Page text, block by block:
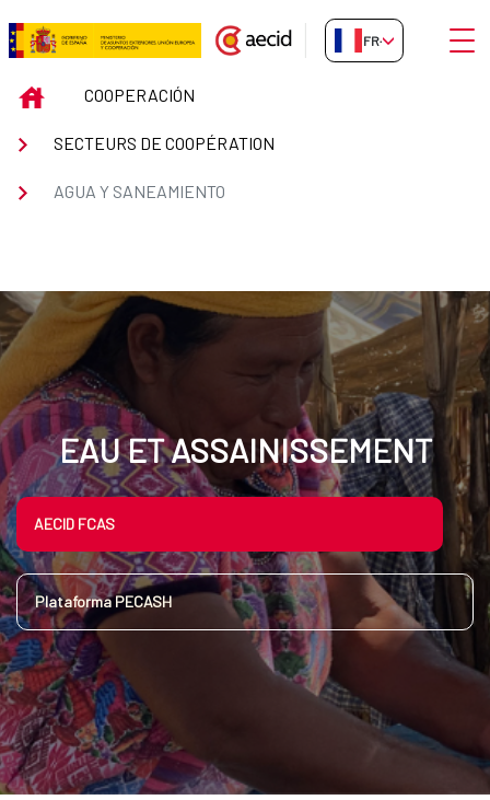
Saut au contenu principal
Cooperación Española en agua
FR-FR
INICIOCOOPERACIÓN
SECTEURS DE COOPÉRATION
AGUA Y SANEAMIENTO
EAU ET ASSAINISSEMENT
AECID FCAS
Plataforma PECASH